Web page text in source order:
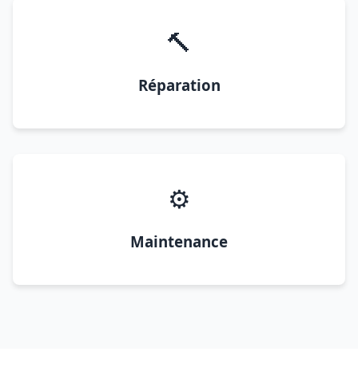
🔨
Réparation
⚙️
Maintenance